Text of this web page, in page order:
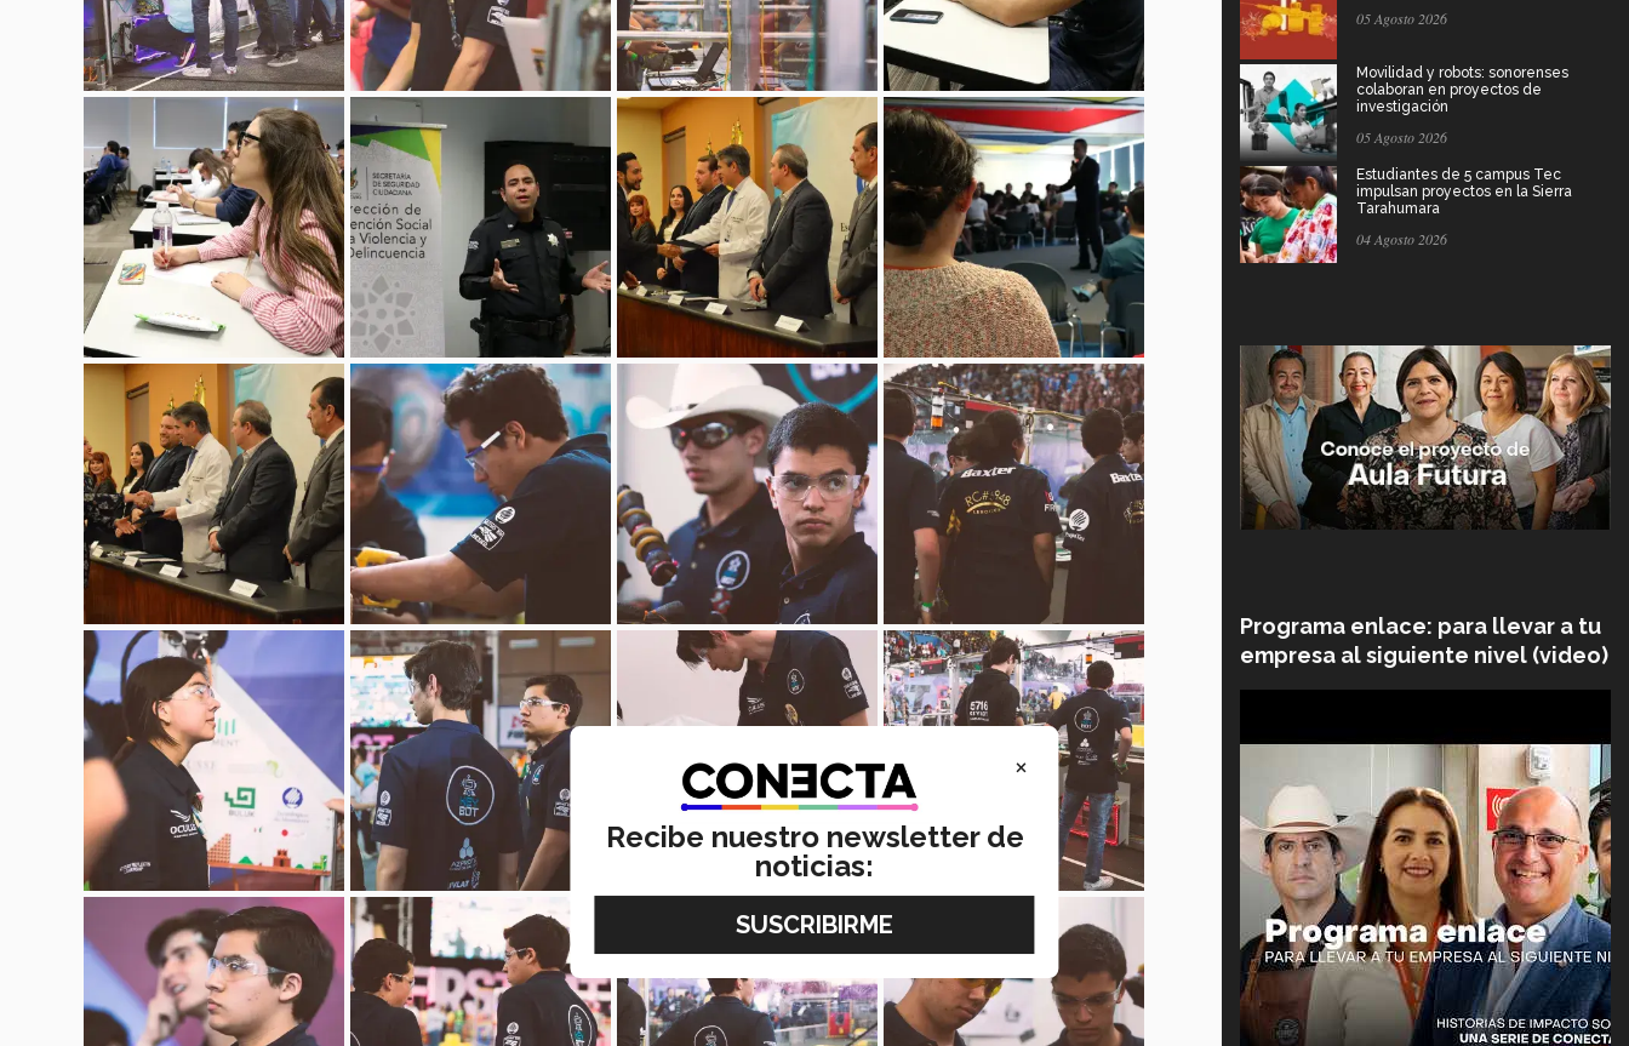
05 Agosto 2026
Movilidad y robots: sonorenses
colaboran en proyectos de
investigación
05 Agosto 2026
Estudiantes de 5 campus Tec
impulsan proyectos en la Sierra
Tarahumara
04 Agosto 2026
Programa enlace: para llevar a tu
empresa al siguiente nivel (video)
×
Recibe nuestro newsletter de
noticias: